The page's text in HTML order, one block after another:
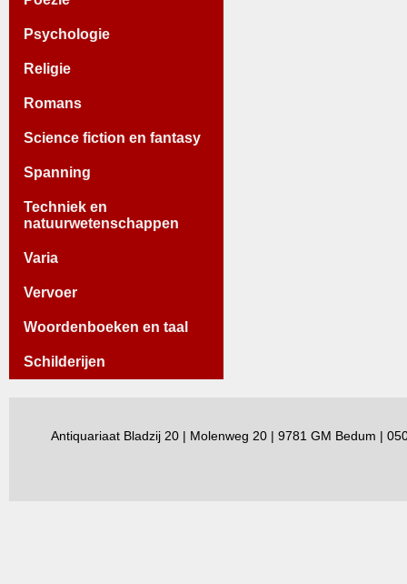
Psychologie
Religie
Romans
Science fiction en fantasy
Spanning
Techniek en
natuurwetenschappen
Varia
Vervoer
Woordenboeken en taal
Schilderijen
Antiquariaat Bladzij 20 | Molenweg 20 | 9781 GM Bedum |